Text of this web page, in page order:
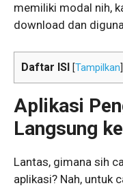
memiliki modal nih,
download dan
Daftar ISI [Tampilkan
Aplikasi
Langsung
Lantas, gimana sih
aplikasi? Nah, untuk